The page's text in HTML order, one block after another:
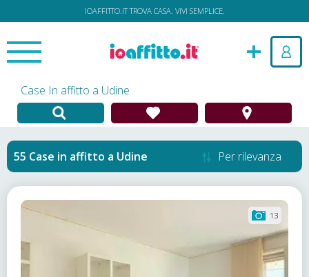
IOAFFITTO.IT TROVA CASA. VIVI SEMPLICE.
Case In affitto a Udine
Case in affitto a Udine Per rilevanza
13